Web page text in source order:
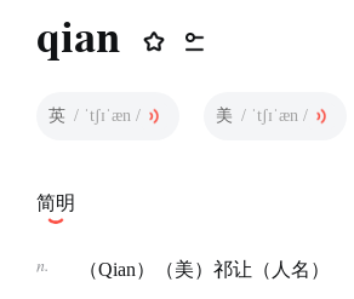
qian
英 / ˈtʃɪˈæn / 美 / ˈtʃɪˈæn /
简明
n. （Qian）（美）祁让（人名）